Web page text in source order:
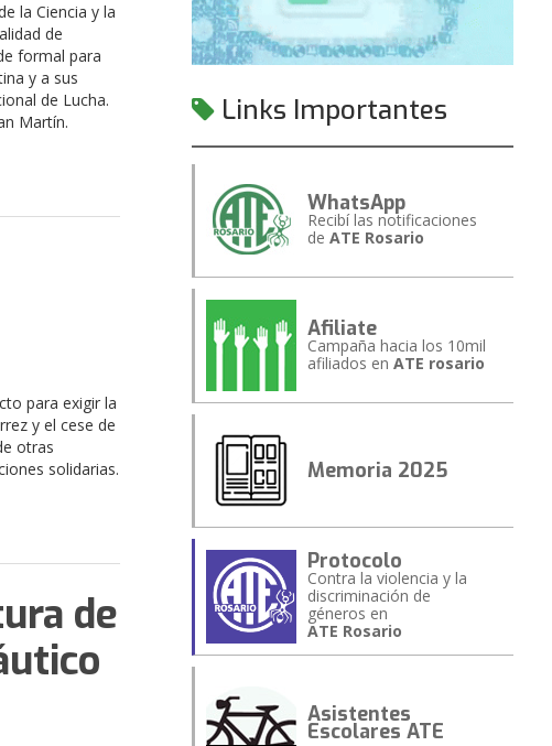
la Ciencia y la
de
formal para
y a sus
de Lucha.
Martín.
para exigir la
y el cese de
otras
solidarias.
de
Links Importantes
WhatsApp
Recibí las notificaciones
de ATE Rosario
Afiliate
Campaña hacia los 10mil
afiliados en ATE rosario
Memoria 2025
Protocolo
Contra la violencia y la
discriminación de
géneros en
ATE Rosario
Asistentes
Escolares ATE